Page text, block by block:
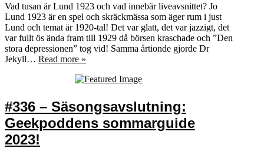
Vad tusan är Lund 1923 och vad innebär liveavsnittet? Jo
Lund 1923 är en spel och skräckmässa som äger rum i just
Lund och temat är 1920-tal! Det var glatt, det var jazzigt, det
var fullt ös ända fram till 1929 då börsen kraschade och ”Den
stora depressionen” tog vid! Samma årtionde gjorde Dr
Jekyll… Read more »
#336 – Säsongsavslutning:
Geekpoddens sommarguide
2023!